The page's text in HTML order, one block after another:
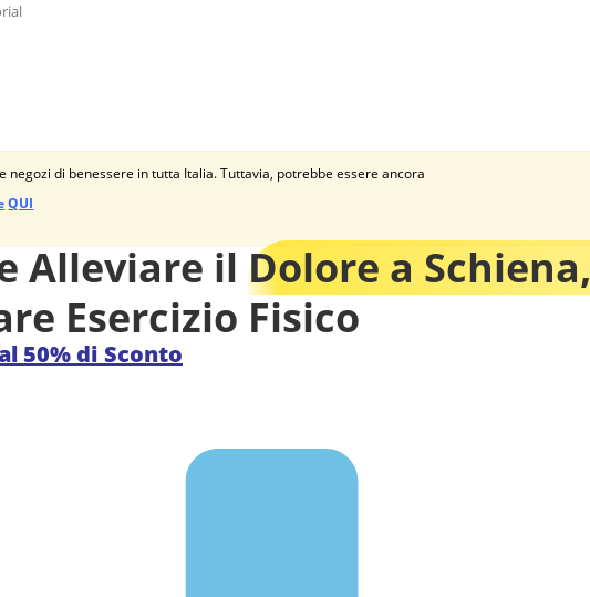
di benessere in tutta Italia. Tuttavia, potrebbe essere ancora
QUI
Alleviare il Dolore a Schiena,
Esercizio Fisico
50% di Sconto